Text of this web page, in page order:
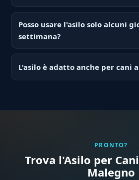
Posso usare l'asilo solo alcuni
settimana?
L'asilo è adatto anche per cani
PRONTO?
Trova l'Asilo per
Malegno